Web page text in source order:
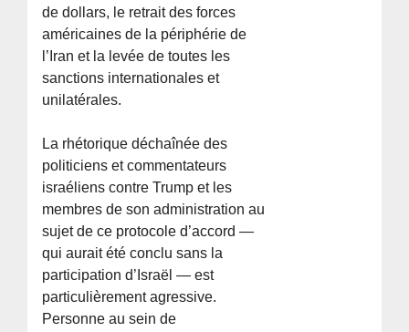
de dollars, le retrait des forces
américaines de la périphérie de
l’Iran et la levée de toutes les
sanctions internationales et
unilatérales.
La rhétorique déchaînée des
politiciens et commentateurs
israéliens contre Trump et les
membres de son administration au
sujet de ce protocole d’accord —
qui aurait été conclu sans la
participation d’Israël — est
particulièrement agressive.
Personne au sein de